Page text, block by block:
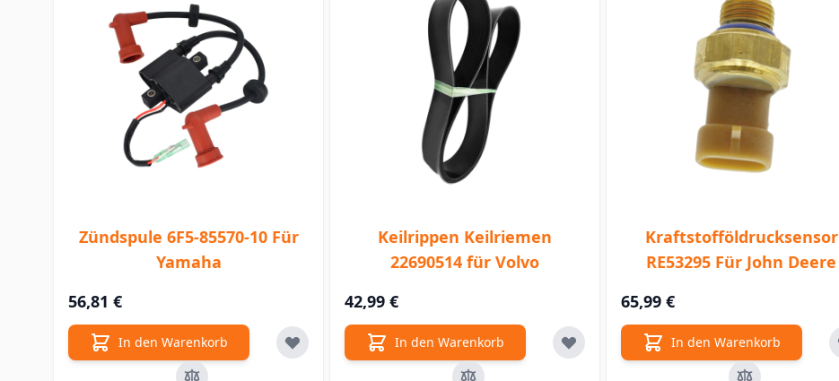
Zündspule 6F5-85570-10 Für
Yamaha
56,81 €
In den Warenkorb
Keilrippen Keilriemen
22690514 für Volvo
42,99 €
In den Warenkorb
Kraftstofföldrucksensor
RE53295 Für John Deere
65,99 €
In den Warenkorb